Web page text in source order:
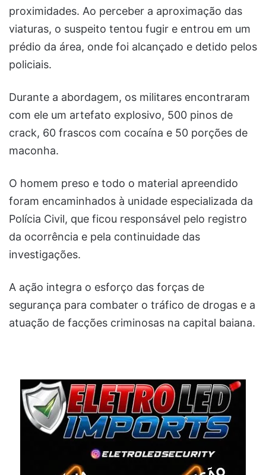
proximidades. Ao perceber a aproximação das
viaturas, o suspeito tentou fugir e entrou em um
prédio da área, onde foi alcançado e detido pelos
policiais.
Durante a abordagem, os militares encontraram
com ele um artefato explosivo, 500 pinos de
crack, 60 frascos com cocaína e 50 porções de
maconha.
O homem preso e todo o material apreendido
foram encaminhados à unidade especializada da
Polícia Civil, que ficou responsável pelo registro
da ocorrência e pela continuidade das
investigações.
A ação integra o esforço das forças de
segurança para combater o tráfico de drogas e a
atuação de facções criminosas na capital baiana.